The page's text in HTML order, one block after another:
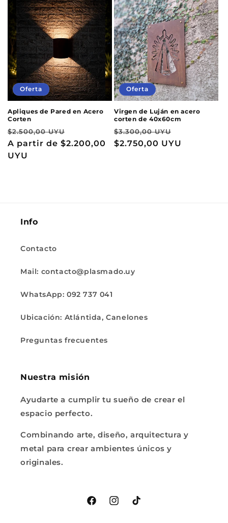
Oferta
Apliques de Pared en Acero
Corten
Precio
habitual
$2.500,00 UYU
de
A partir de $2.200,00
UYU
Oferta
Virgen de Luján en acero
corten de 40x60cm
Precio
habitual
$3.300,00 UYU
de
$2.750,00 UYU
Info
Contacto
Mail: contacto@plasmado.uy
WhatsApp: 092 737 041
Ubicación: Atlántida, Canelones
Preguntas frecuentes
Nuestra misión
Ayudarte a cumplir tu sueño de crear el
espacio perfecto.
Combinando arte, diseño, arquitectura y
metal para crear ambientes únicos y
originales.
FacebookInstagram
TikTok